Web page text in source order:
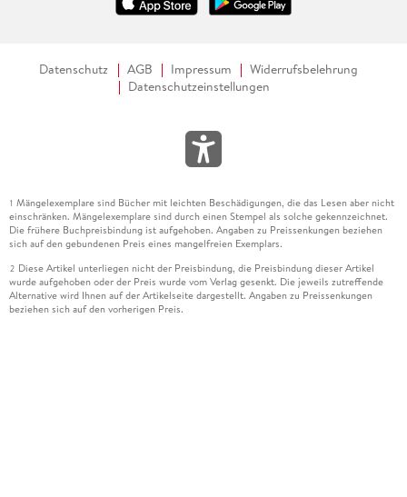
Datenschutz AGB Impressum
Widerrufsbelehrung
Datenschutzeinstellungen
1 Mängelexemplare sind Bücher mit leichten Beschädigungen, die das Lesen aber nicht
einschränken. Mängelexemplare sind durch einen Stempel als solche gekennzeichnet.
Die frühere Buchpreisbindung ist aufgehoben. Angaben zu Preissenkungen beziehen
sich auf den gebundenen Preis eines mangelfreien Exemplars.
2 Diese Artikel unterliegen nicht der Preisbindung, die Preisbindung dieser Artikel
wurde aufgehoben oder der Preis wurde vom Verlag gesenkt. Die jeweils zutreffende
Alternative wird Ihnen auf der Artikelseite dargestellt. Angaben zu Preissenkungen
beziehen sich auf den vorherigen Preis.